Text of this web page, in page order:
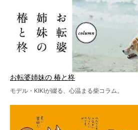
お転婆姉妹の 椿と柊
モデル・KIKIが綴る、心温まる柴コラム。